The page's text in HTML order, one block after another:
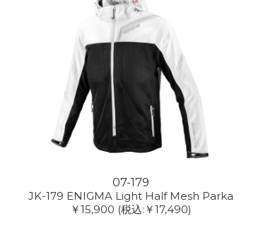
07-179
JK-179 ENIGMA Light Half Mesh Parka
￥15,900 (税込:￥17,490)